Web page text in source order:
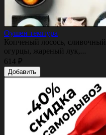
Оушен темпура
Копченый лосось,
огурцы, жареный лук,...
614 ₽
Добавить